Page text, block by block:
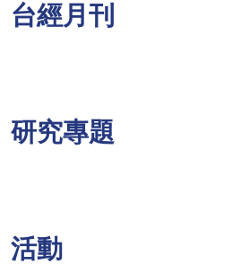
台經月刊
研究專題
活動